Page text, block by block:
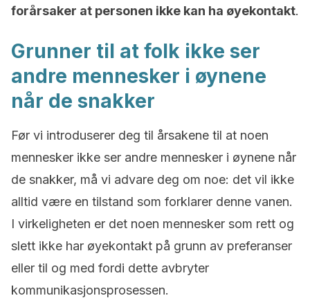
forårsaker at personen ikke kan ha øyekontakt.
Grunner til at folk ikke ser
andre mennesker i øynene
når de snakker
Før vi introduserer deg til årsakene til at noen
mennesker ikke ser andre mennesker i øynene når
de snakker, må vi advare deg om noe: det vil ikke
alltid være en tilstand som forklarer denne vanen.
I virkeligheten er det noen mennesker som rett og
slett ikke har øyekontakt på grunn av preferanser
eller til og med fordi dette avbryter
kommunikasjonsprosessen.